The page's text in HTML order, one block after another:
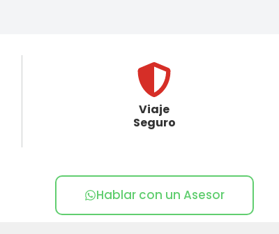
Viaje
Seguro
Hablar con un Asesor